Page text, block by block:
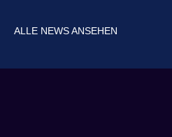
ALLE NEWS ANSEHEN